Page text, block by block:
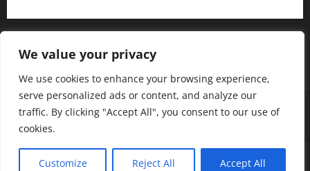
We value your privacy
We use cookies to enhance your browsing experience,
serve personalized ads or content, and analyze our
traffic. By clicking "Accept All", you consent to our use of
cookies.
Customize Reject All Accept All
X
हमसे जुड़ें
आधिकारिक नीति पृष्ठ (Privacy Policy)
Copyright © All rights reserved. MoreNews द्धारा AF